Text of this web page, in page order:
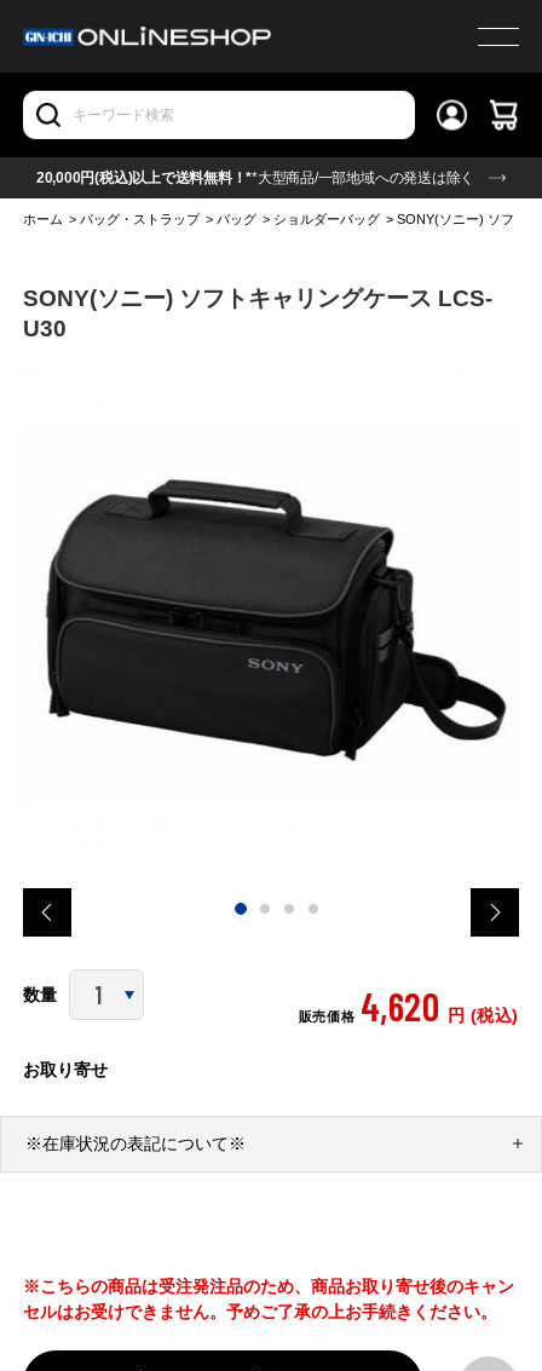
20,000円(税込)以上で送料無料！**大型商品/一部地域への発送は除く
ホーム >バッグ・ストラップ >バッグ > ショルダーバッグ >SONY(ソニー) ソフト
SONY(ソニー) ソフトキャリングケース LCS-
U30
数量
販売価格 4,620 円 (税込)
お取り寄せ
※在庫状況の表記について※
※こちらの商品は受注発注品のため、商品お取り寄せ後のキャン
セルはお受けできません。予めご了承の上お手続きください。